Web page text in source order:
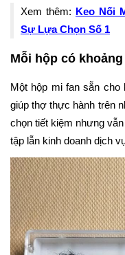
Xem thêm:
Keo Nối
Sự Lựa Chọn Số 1
Mỗi hộp có khoảng
Một hộp mi fan sẵn
giúp thợ thực hành trên
chọn tiết kiệm nhưng
tập lẫn kinh doanh dịch